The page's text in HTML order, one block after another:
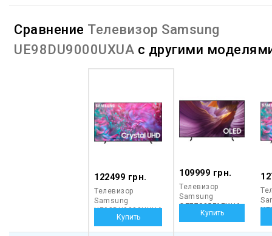
телевизора и т. п. В AirPlay 2, в свою очередь, был добавлен
трансляции нескольких сигналов на совместимые
фильма на телевизор и программы онлайн-радио на акустику
на кухне). Кроме того, в этой версии появилась поддержка
передаваемого в потоковом режиме).
Сравнение Телевизор Samsung
UE98DU9000UXUA с другими
122499 грн.
Телевизор
Samsung
UE98DU9000UXUA
109999 грн.
Телевизор
Samsung
QE77S85FAEXUA